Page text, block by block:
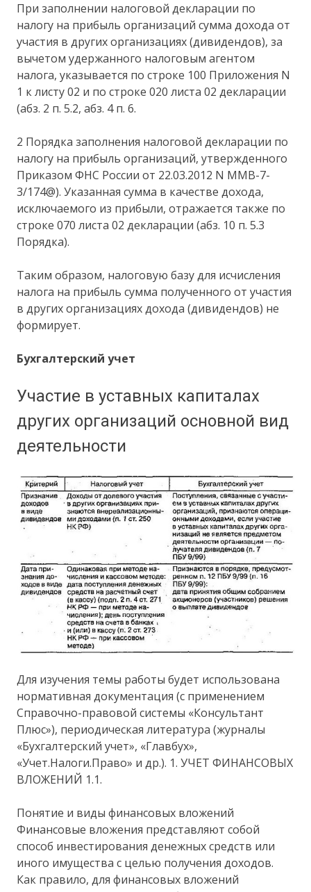
При заполнении налоговой декларации по
налогу на прибыль организаций сумма дохода от
участия в других организациях (дивидендов), за
вычетом удержанного налоговым агентом
налога, указывается по строке 100 Приложения N
1 к листу 02 и по строке 020 листа 02 декларации
(абз. 2 п. 5.2, абз. 4 п. 6.
2 Порядка заполнения налоговой декларации по
налогу на прибыль организаций, утвержденного
Приказом ФНС России от 22.03.2012 N ММВ-7-
3/174@). Указанная сумма в качестве дохода,
исключаемого из прибыли, отражается также по
строке 070 листа 02 декларации (абз. 10 п. 5.3
Порядка).
Таким образом, налоговую базу для исчисления
налога на прибыль сумма полученного от участия
в других организациях дохода (дивидендов) не
формирует.
Бухгалтерский учет
Участие в уставных капиталах
других организаций основной вид
деятельности
Для изучения темы работы будет использована
нормативная документация (с применением
Справочно-правовой системы «Консультант
Плюс»), периодическая литература (журналы
«Бухгалтерский учет», «Главбух»,
«Учет.Налоги.Право» и др.). 1. УЧЕТ ФИНАНСОВЫХ
ВЛОЖЕНИЙ 1.1.
Понятие и виды финансовых вложений
Финансовые вложения представляют собой
способ инвестирования денежных средств или
иного имущества с целью получения доходов.
Как правило, для финансовых вложений